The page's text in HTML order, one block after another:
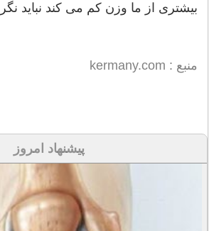
بیشتری از ما وزن کم می کند نباید
منبع : kermany.com
پیشنهاد امروز